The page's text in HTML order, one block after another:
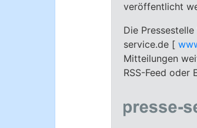
veröffentlicht
Die
service.de [
Mitteilungen
RSS-Feed oder